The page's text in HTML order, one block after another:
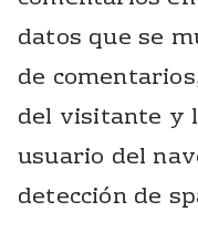
datos que se
de
del visitante y
usuario del
detección de